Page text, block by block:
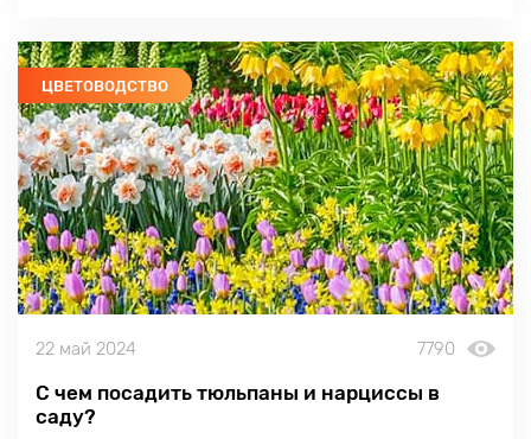
посева.
ЦВЕТОВОДСТВО
22 май 2024 7790
С чем посадить тюльпаны и нарциссы в
саду?